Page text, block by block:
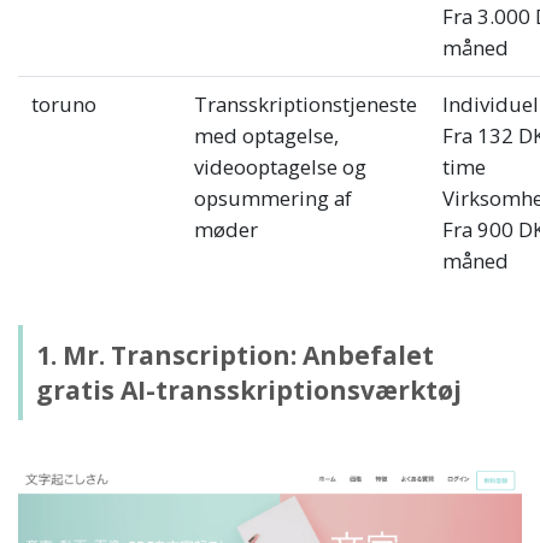
Fra 3.000
måned
toruno
Transskriptionstjeneste
med optagelse,
videooptagelse og
opsummering af
møder
Fra 132
time
Fra 900
måned
1. Mr. Transcription: Anbefalet
gratis AI-transskriptionsværktøj